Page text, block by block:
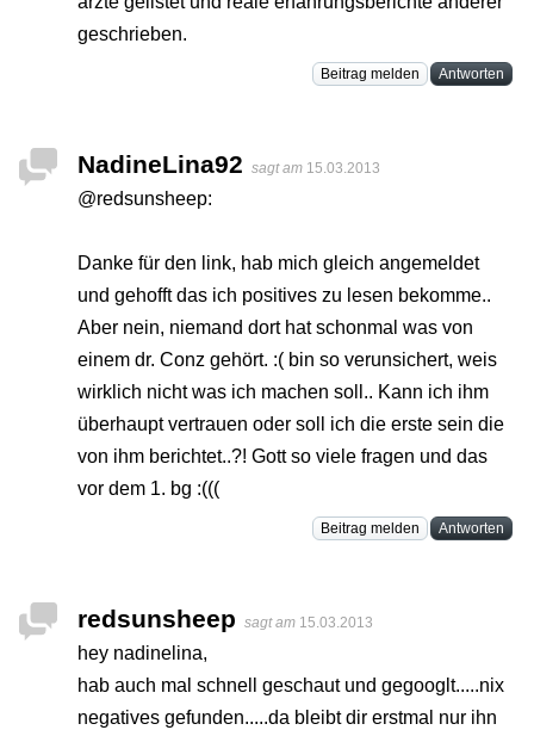
geschrieben.
Beitrag melden Antworten
NadineLina92 sagt am 15.03.2013
@redsunsheep:
Danke für den link, hab mich gleich angemeldet
und gehofft das ich positives zu lesen bekomme..
Aber nein, niemand dort hat schonmal was von
einem dr. Conz gehört. :( bin so verunsichert, weis
wirklich nicht was ich machen soll.. Kann ich ihm
überhaupt vertrauen oder soll ich die erste sein die
von ihm berichtet..?! Gott so viele fragen und das
vor dem 1. bg :(((
Beitrag melden Antworten
redsunsheep sagt am 15.03.2013
hey nadinelina,
hab auch mal schnell geschaut und gegooglt.....nix
negatives gefunden.....da bleibt dir erstmal nur ihn